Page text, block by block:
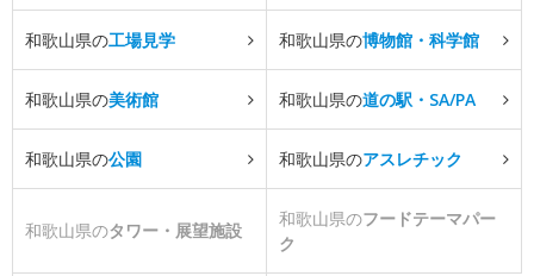
和歌山県の工場見学 和歌山県の博物館・科学館
和歌山県の美術館 和歌山県の道の駅・SA/PA
和歌山県の公園 和歌山県のアスレチック
和歌山県のタワー・展望施設
和歌山県のフードテーマパー
ク